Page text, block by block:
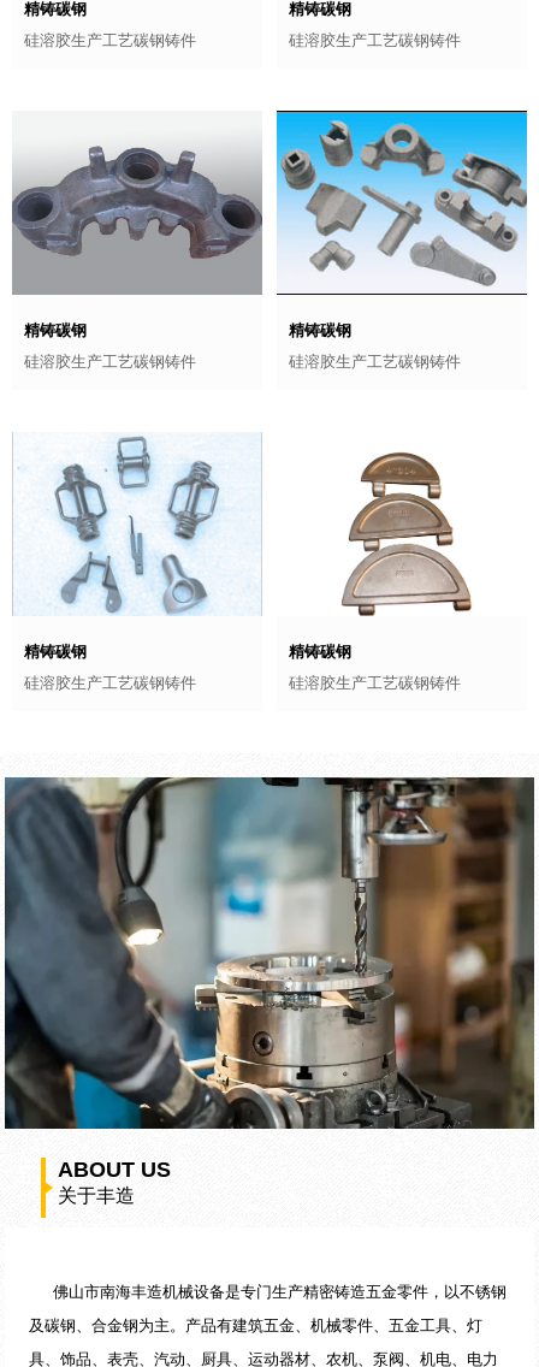
精铸碳钢
硅溶胶生产工艺碳钢铸件
精铸碳钢
硅溶胶生产工艺碳钢铸件
精铸碳钢
硅溶胶生产工艺碳钢铸件
精铸碳钢
硅溶胶生产工艺碳钢铸件
精铸碳钢
硅溶胶生产工艺碳钢铸件
精铸碳钢
硅溶胶生产工艺碳钢铸件
ABOUT US
关于丰造
佛山市南海丰造机械设备是专门生产精密铸造五金零件，以不锈钢
及碳钢、合金钢为主。产品有建筑五金、机械零件、五金工具、灯
具、饰品、表壳、汽动、厨具、运动器材、农机、泵阀、机电、电力